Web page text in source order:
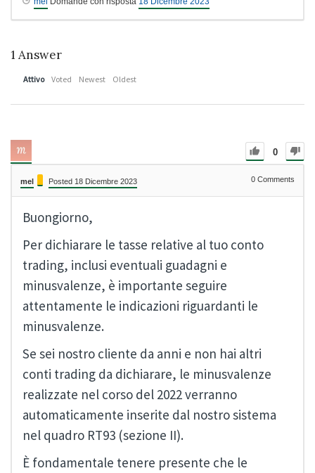
1 Answer
Attivo Voted Newest Oldest
0
mel Posted 18 Dicembre 2023 0 Comments
Buongiorno,
Per dichiarare le tasse relative al tuo conto
trading, inclusi eventuali guadagni e
minusvalenze, è importante seguire
attentamente le indicazioni riguardanti le
minusvalenze.
Se sei nostro cliente da anni e non hai altri
conti trading da dichiarare, le minusvalenze
realizzate nel corso del 2022 verranno
automaticamente inserite dal nostro sistema
nel quadro RT93 (sezione II).
È fondamentale tenere presente che le